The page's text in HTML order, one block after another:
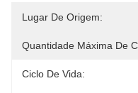
Lugar De Origem:
Quantidade Máxima De
Ciclo De Vida: